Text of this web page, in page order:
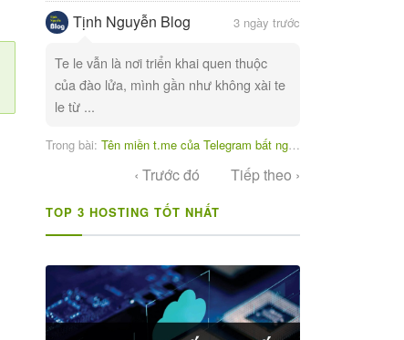
Tịnh Nguyễn Blog 3 ngày trước
Te le vẫn là nơi triển khai quen thuộc
của đào lửa, mình gần như không xài te
le từ ...
Trong bài: Tên miền t.me của Telegram bất ngờ bị tạm ngưng
‹ Trước đó Tiếp theo ›
TOP 3 HOSTING TỐT NHẤT